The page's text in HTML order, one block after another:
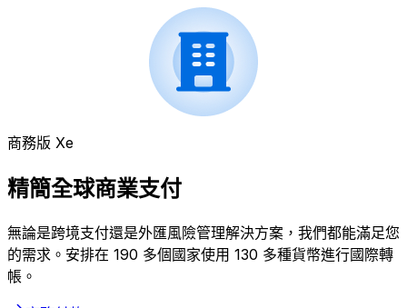
商務版 Xe
精簡全球商業支付
無論是跨境支付還是外匯風險管理解決方案，我們都能滿足您
的需求。安排在 190 多個國家使用 130 多種貨幣進行國際轉
帳。